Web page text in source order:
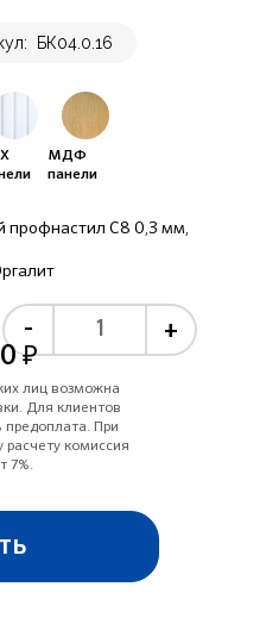
БК04.0.16
МДФ
панели
профнастил С8 0,3 мм,
₽
лиц возможна
Для клиентов
предоплата. При
расчету комиссия
7%.
- +